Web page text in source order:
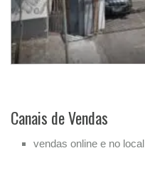
Canais de Vendas
vendas online e no local